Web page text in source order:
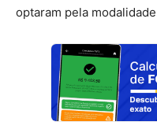
optaram pela